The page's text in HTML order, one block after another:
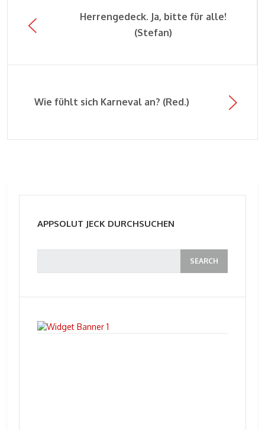
Herrengedeck. Ja, bitte für alle!
(Stefan)
Wie fühlt sich Karneval an? (Red.)
APPSOLUT JECK DURCHSUCHEN